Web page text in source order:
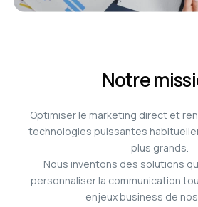
Notre
Optimiser le marketing direct et
technologies puissantes
plus grands.
Nous inventons des solutions
personnaliser la communication
enjeux business de